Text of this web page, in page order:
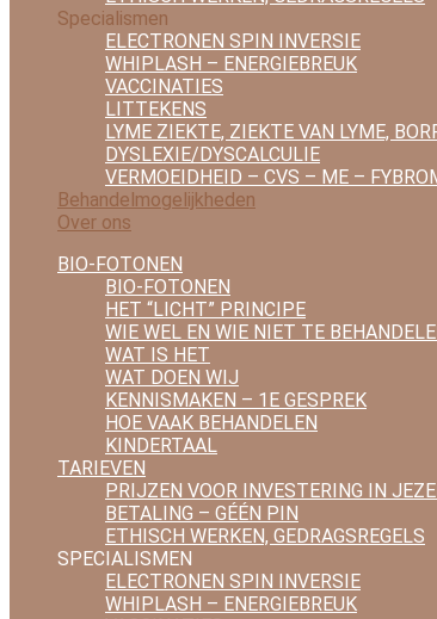
Specialismen
ELECTRONEN SPIN INVERSIE
WHIPLASH – ENERGIEBREUK
VACCINATIES
LITTEKENS
LYME ZIEKTE, ZIEKTE VAN LYME,
DYSLEXIE/DYSCALCULIE
VERMOEIDHEID – CVS – ME –
Behandelmogelijkheden
Over ons
BIO-FOTONEN
BIO-FOTONEN
HET “LICHT” PRINCIPE
WIE WEL EN WIE NIET TE
WAT IS HET
WAT DOEN WIJ
KENNISMAKEN – 1E GESPREK
HOE VAAK BEHANDELEN
KINDERTAAL
TARIEVEN
PRIJZEN VOOR INVESTERING IN
BETALING – GÉÉN PIN
ETHISCH WERKEN, GEDRAGSREGELS
SPECIALISMEN
ELECTRONEN SPIN INVERSIE
WHIPLASH – ENERGIEBREUK